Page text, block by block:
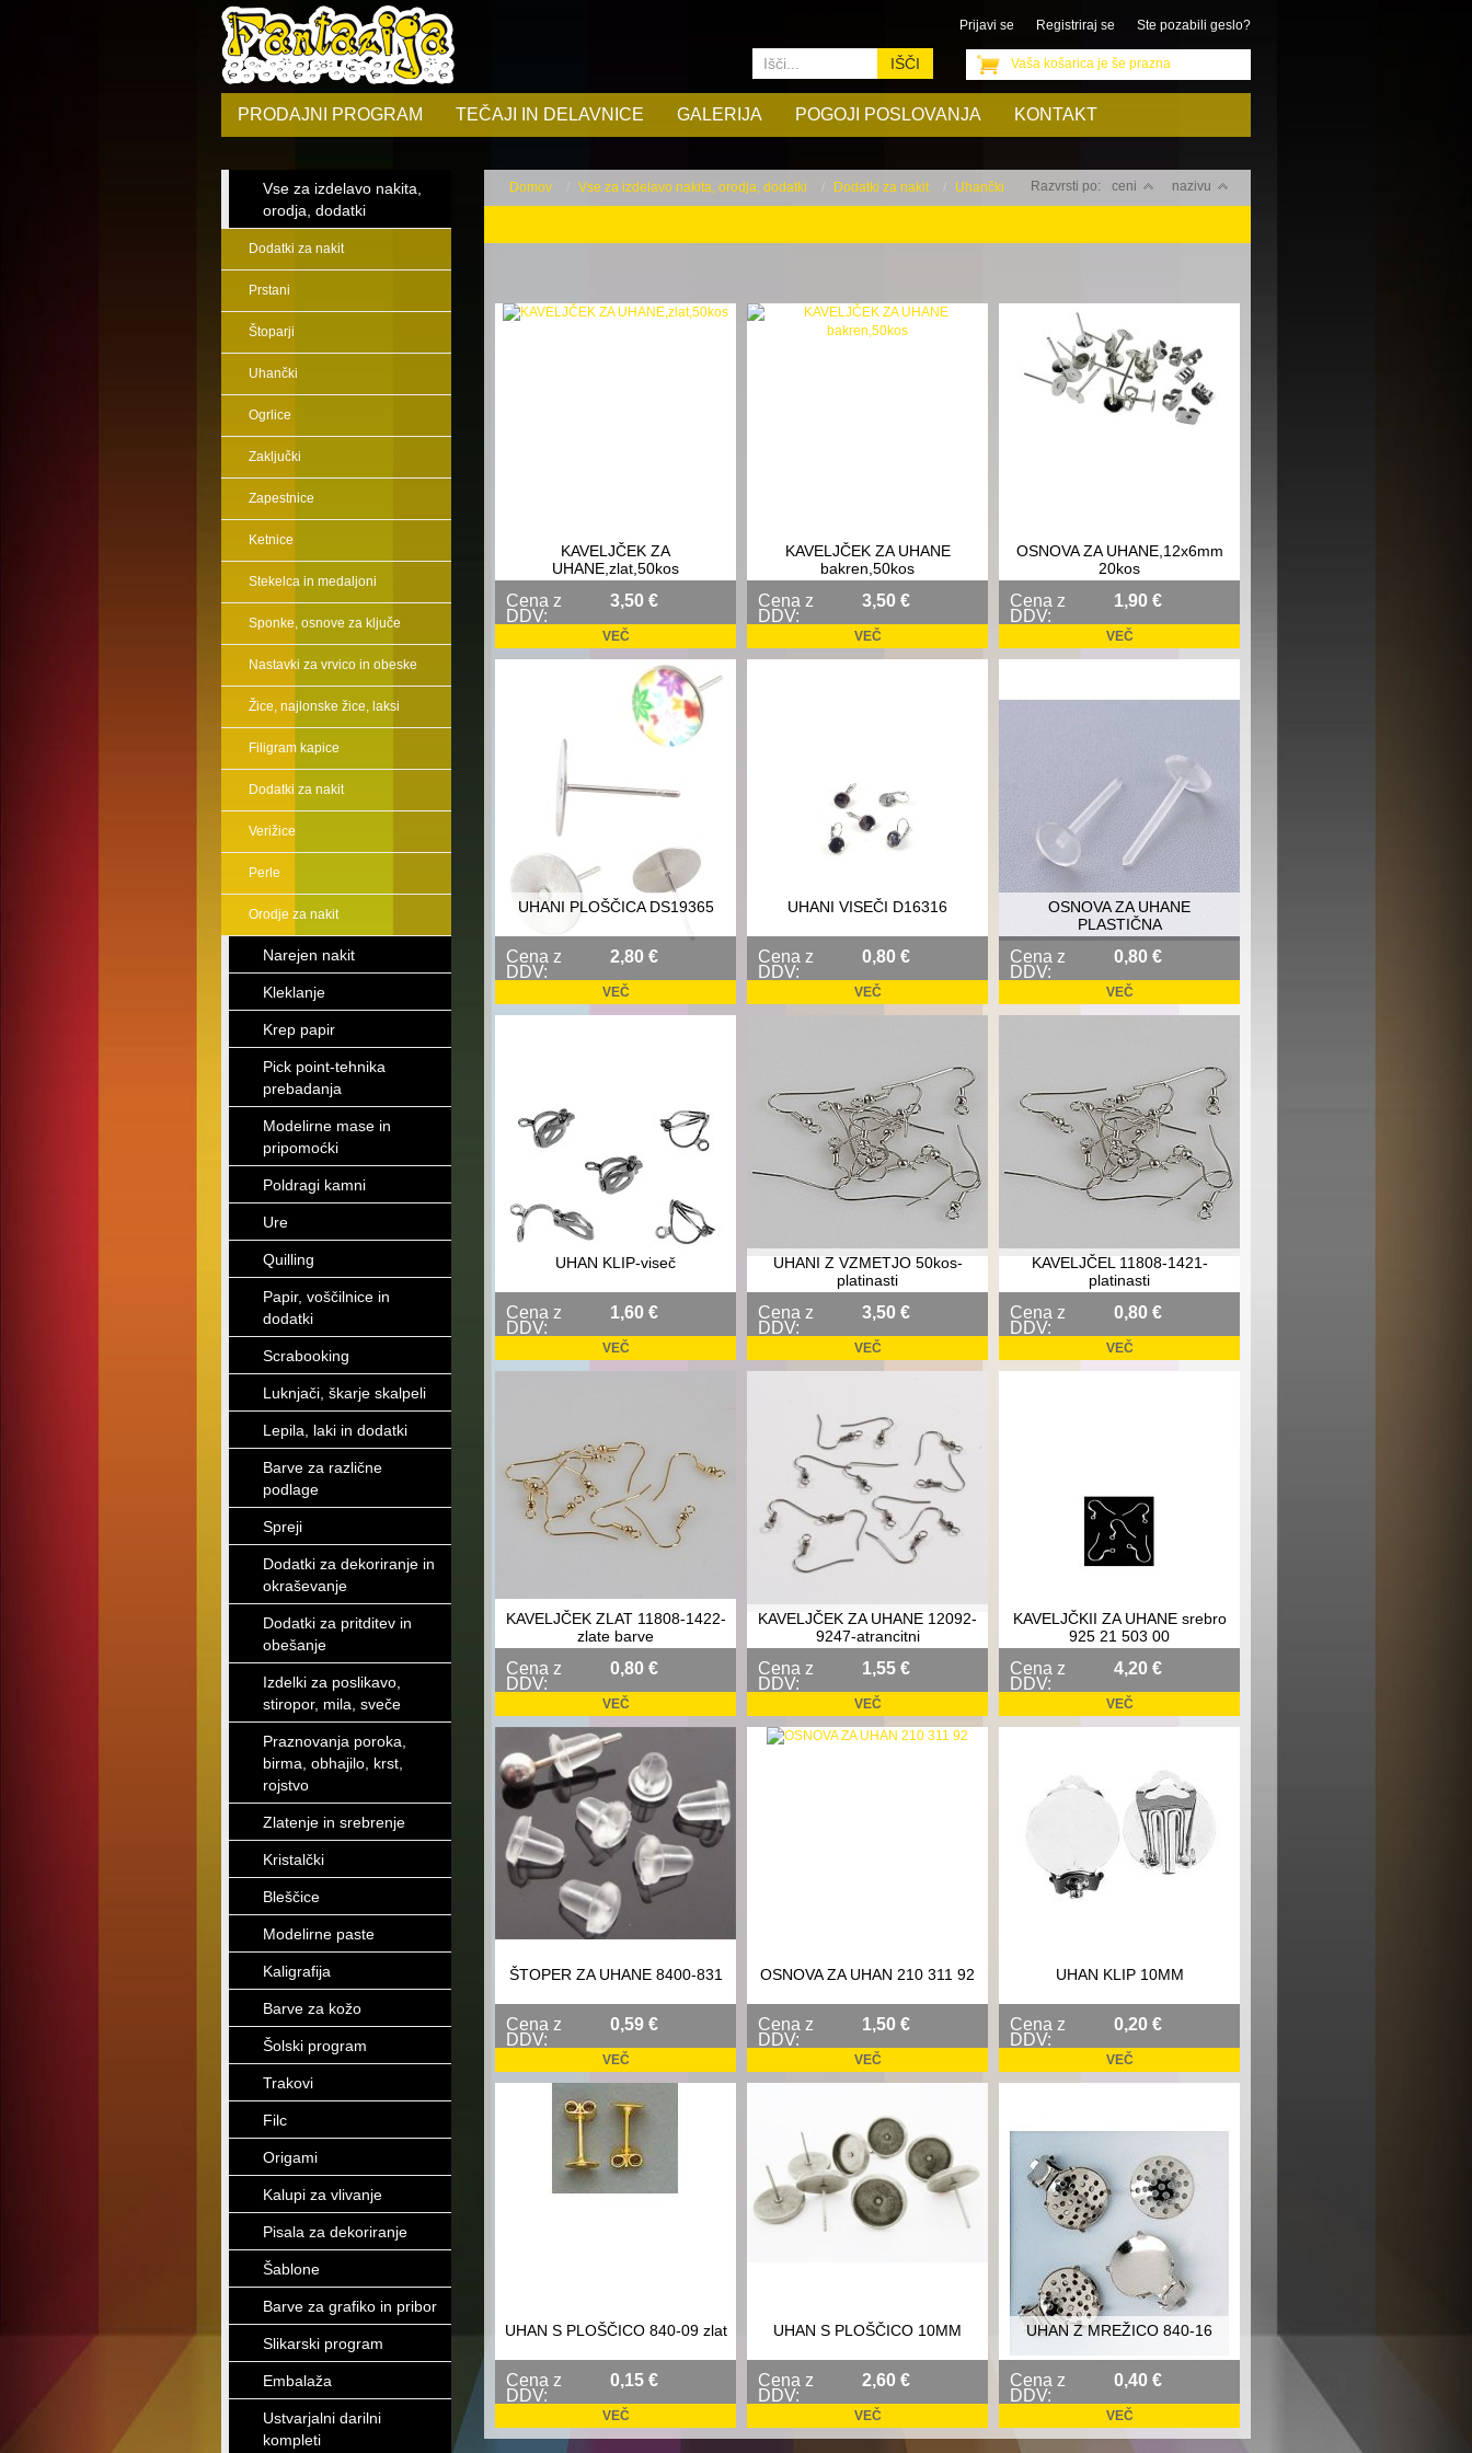
Prijavi se Registriraj se Ste pozabili geslo?
Vaša košarica je še prazna
PRODAJNI PROGRAM TEČAJI IN DELAVNICE GALERIJA POGOJI POSLOVANJA KONTAKT
IŠČI
Vse za izdelavo nakita,
orodja, dodatki
Dodatki za nakit
Prstani
Štoparji
Uhančki
Ogrlice
Zaključki
Zapestnice
Ketnice
Stekelca in medaljoni
Sponke, osnove za ključe
Nastavki za vrvico in obeske
Žice, najlonske žice, laksi
Filigram kapice
Dodatki za nakit
Verižice
Perle
Orodje za nakit
Narejen nakit
Kleklanje
Krep papir
Pick point-tehnika
prebadanja
Modelirne mase in
pripomoćki
Poldragi kamni
Ure
Quilling
Papir, voščilnice in
dodatki
Scrabooking
Luknjači, škarje skalpeli
Lepila, laki in dodatki
Barve za različne
podlage
Spreji
Dodatki za dekoriranje in
okraševanje
Dodatki za pritditev in
obešanje
Izdelki za poslikavo,
stiropor, mila, sveče
Praznovanja poroka,
birma, obhajilo, krst,
rojstvo
Zlatenje in srebrenje
Kristalčki
Bleščice
Modelirne paste
Kaligrafija
Barve za kožo
Šolski program
Trakovi
Filc
Origami
Kalupi za vlivanje
Pisala za dekoriranje
Šablone
Barve za grafiko in pribor
Slikarski program
Embalaža
Ustvarjalni darilni
kompleti
Domov Vse za izdelavo nakita, orodja, dodatki Dodatki za nakit Uhančki Razvrsti po: ceni nazivu
KAVELJČEK ZA
UHANE,zlat,50kos
Cena z
DDV:
3,50 €
VEČ
KAVELJČEK ZA UHANE
bakren,50kos
Cena z
DDV:
3,50 €
VEČ
OSNOVA ZA UHANE,12x6mm
20kos
Cena z
DDV:
1,90 €
VEČ
UHANI PLOŠČICA DS19365
Cena z
DDV:
2,80 €
VEČ
UHANI VISEČI D16316
Cena z
DDV:
0,80 €
VEČ
OSNOVA ZA UHANE
PLASTIČNA
Cena z
DDV:
0,80 €
VEČ
UHAN KLIP-viseč
Cena z
DDV:
1,60 €
VEČ
UHANI Z VZMETJO 50kos-
platinasti
Cena z
DDV:
3,50 €
VEČ
KAVELJČEL 11808-1421-
platinasti
Cena z
DDV:
0,80 €
VEČ
KAVELJČEK ZLAT 11808-1422-
zlate barve
Cena z
DDV:
0,80 €
VEČ
KAVELJČEK ZA UHANE 12092-
9247-atrancitni
Cena z
DDV:
1,55 €
VEČ
KAVELJČKII ZA UHANE srebro
925 21 503 00
Cena z
DDV:
4,20 €
VEČ
ŠTOPER ZA UHANE 8400-831
Cena z
DDV:
0,59 €
VEČ
OSNOVA ZA UHAN 210 311 92
Cena z
DDV:
1,50 €
VEČ
UHAN KLIP 10MM
Cena z
DDV:
0,20 €
VEČ
UHAN S PLOŠČICO 840-09 zlat
Cena z
DDV:
0,15 €
VEČ
UHAN S PLOŠČICO 10MM
Cena z
DDV:
2,60 €
VEČ
UHAN Z MREŽICO 840-16
Cena z
DDV:
0,40 €
VEČ